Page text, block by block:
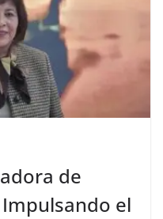
de
el